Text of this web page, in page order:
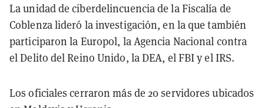
La unidad de ciberdelincuencia de la Fiscalía de
Coblenza lideró la investigación, en la que también
participaron la Europol, la Agencia Nacional contra
el Delito del Reino Unido, la DEA, el FBI y el IRS.
Los oficiales cerraron más de 20 servidores ubicados